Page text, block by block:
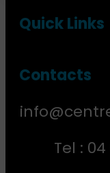
Quick Links
Contacts
Tel :